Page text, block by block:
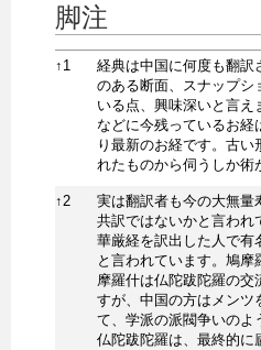
脚注
↑ 1
経典は中国に何度も翻訳
のある断面、スナップシ
いる点、興味深いと言え
などに今残っているお経
り最新のお経です。古い
れたものから伺うしか術
↑2
実は翻訳者も今の大無量
共訳ではないかと言われ
華厳経を訳出した人で有
と言われています。鳩
摩羅什は仏陀跋陀羅の
すが、中国の方はメンツ
て、学派の派閥争いのよ
仏陀跋陀羅は、最終的に